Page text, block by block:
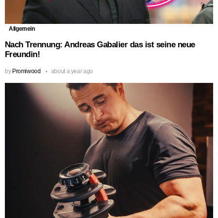
Allgemein
Nach Trennung: Andreas Gabalier das ist seine neue
Freundin!
by Promiwood about a year ago